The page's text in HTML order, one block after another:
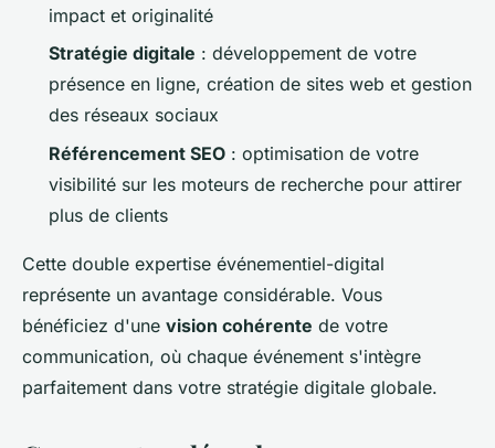
impact et originalité
Stratégie digitale : développement de votre
présence en ligne, création de sites web et gestion
des réseaux sociaux
Référencement SEO : optimisation de votre
visibilité sur les moteurs de recherche pour attirer
plus de clients
Cette double expertise événementiel-digital
représente un avantage considérable. Vous
bénéficiez d'une vision cohérente de votre
communication, où chaque événement s'intègre
parfaitement dans votre stratégie digitale globale.